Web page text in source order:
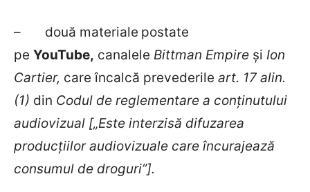
– două materiale postate
pe YouTube, canalele Bittman Empire și Ion
Cartier, care încalcă prevederile art. 17 alin.
(1) din Codul de reglementare a conținutului
audiovizual [„Este interzisă difuzarea
producțiilor audiovizuale care încurajează
consumul de droguri”].